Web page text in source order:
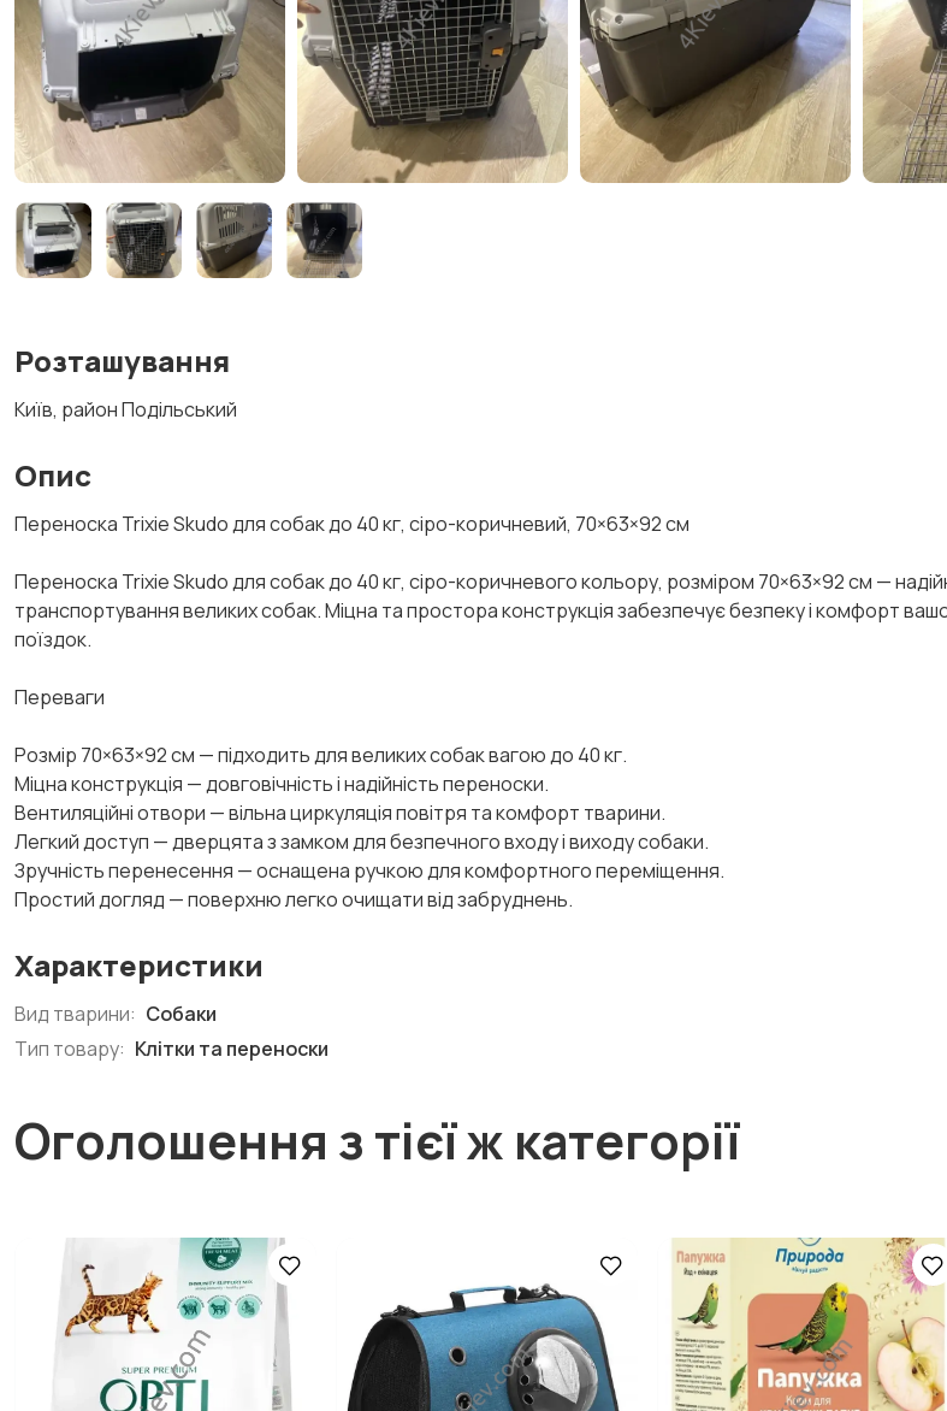
Розташування
Київ, район Подільський
Опис
Переноска Trixie Skudo для собак до 40 кг, сіро-коричневий, 70×63×92 см
Переноска Trixie Skudo для собак до 40 кг, сіро-коричневого кольору, розміром 70×63×92 см —
транспортування великих собак. Міцна та простора конструкція забезпечує безпеку і комфорт
поїздок.
Переваги
Розмір 70×63×92 см — підходить для великих собак вагою до 40 кг.
Міцна конструкція — довговічність і надійність переноски.
Вентиляційні отвори — вільна циркуляція повітря та комфорт тварини.
Легкий доступ — дверцята з замком для безпечного входу і виходу собаки.
Зручність перенесення — оснащена ручкою для комфортного переміщення.
Простий догляд — поверхню легко очищати від забруднень.
Характеристики
Вид тварини: Собаки
Тип товару: Клітки та переноски
Оголошення з тієї ж категорії